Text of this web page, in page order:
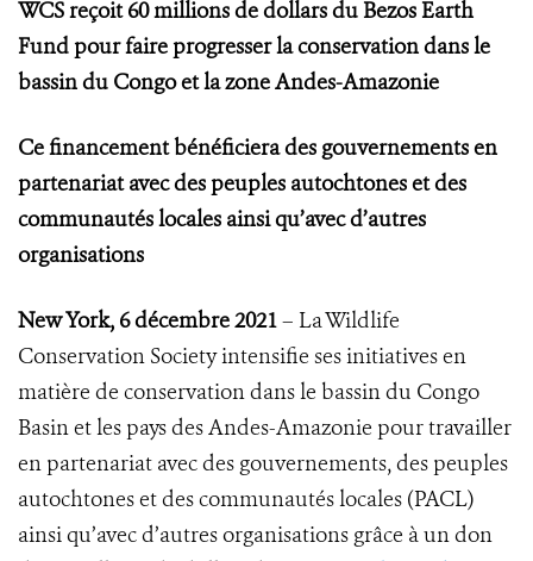
WCS reçoit 60 millions de dollars du Bezos Earth
Fund pour faire progresser la conservation dans le
bassin du Congo et la zone Andes-Amazonie
Ce financement bénéficiera des gouvernements en
partenariat avec des peuples autochtones et des
communautés locales ainsi qu’avec d’autres
organisations
New York, 6 décembre 2021– La Wildlife
Conservation Society intensifie ses initiatives en
matière de conservation dans le bassin du Congo
Basin et les pays des Andes-Amazonie pour travailler
en partenariat avec des gouvernements, des peuples
autochtones et des communautés locales (PACL)
ainsi qu’avec d’autres organisations grâce à un don